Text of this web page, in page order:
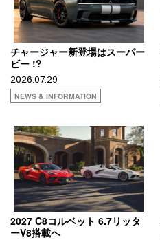
チャージャー新登場はスーパー
ビー !?
2026.07.29
NEWS & INFORMATION
2027 C8コルベット 6.7リッタ
ーV8搭載へ